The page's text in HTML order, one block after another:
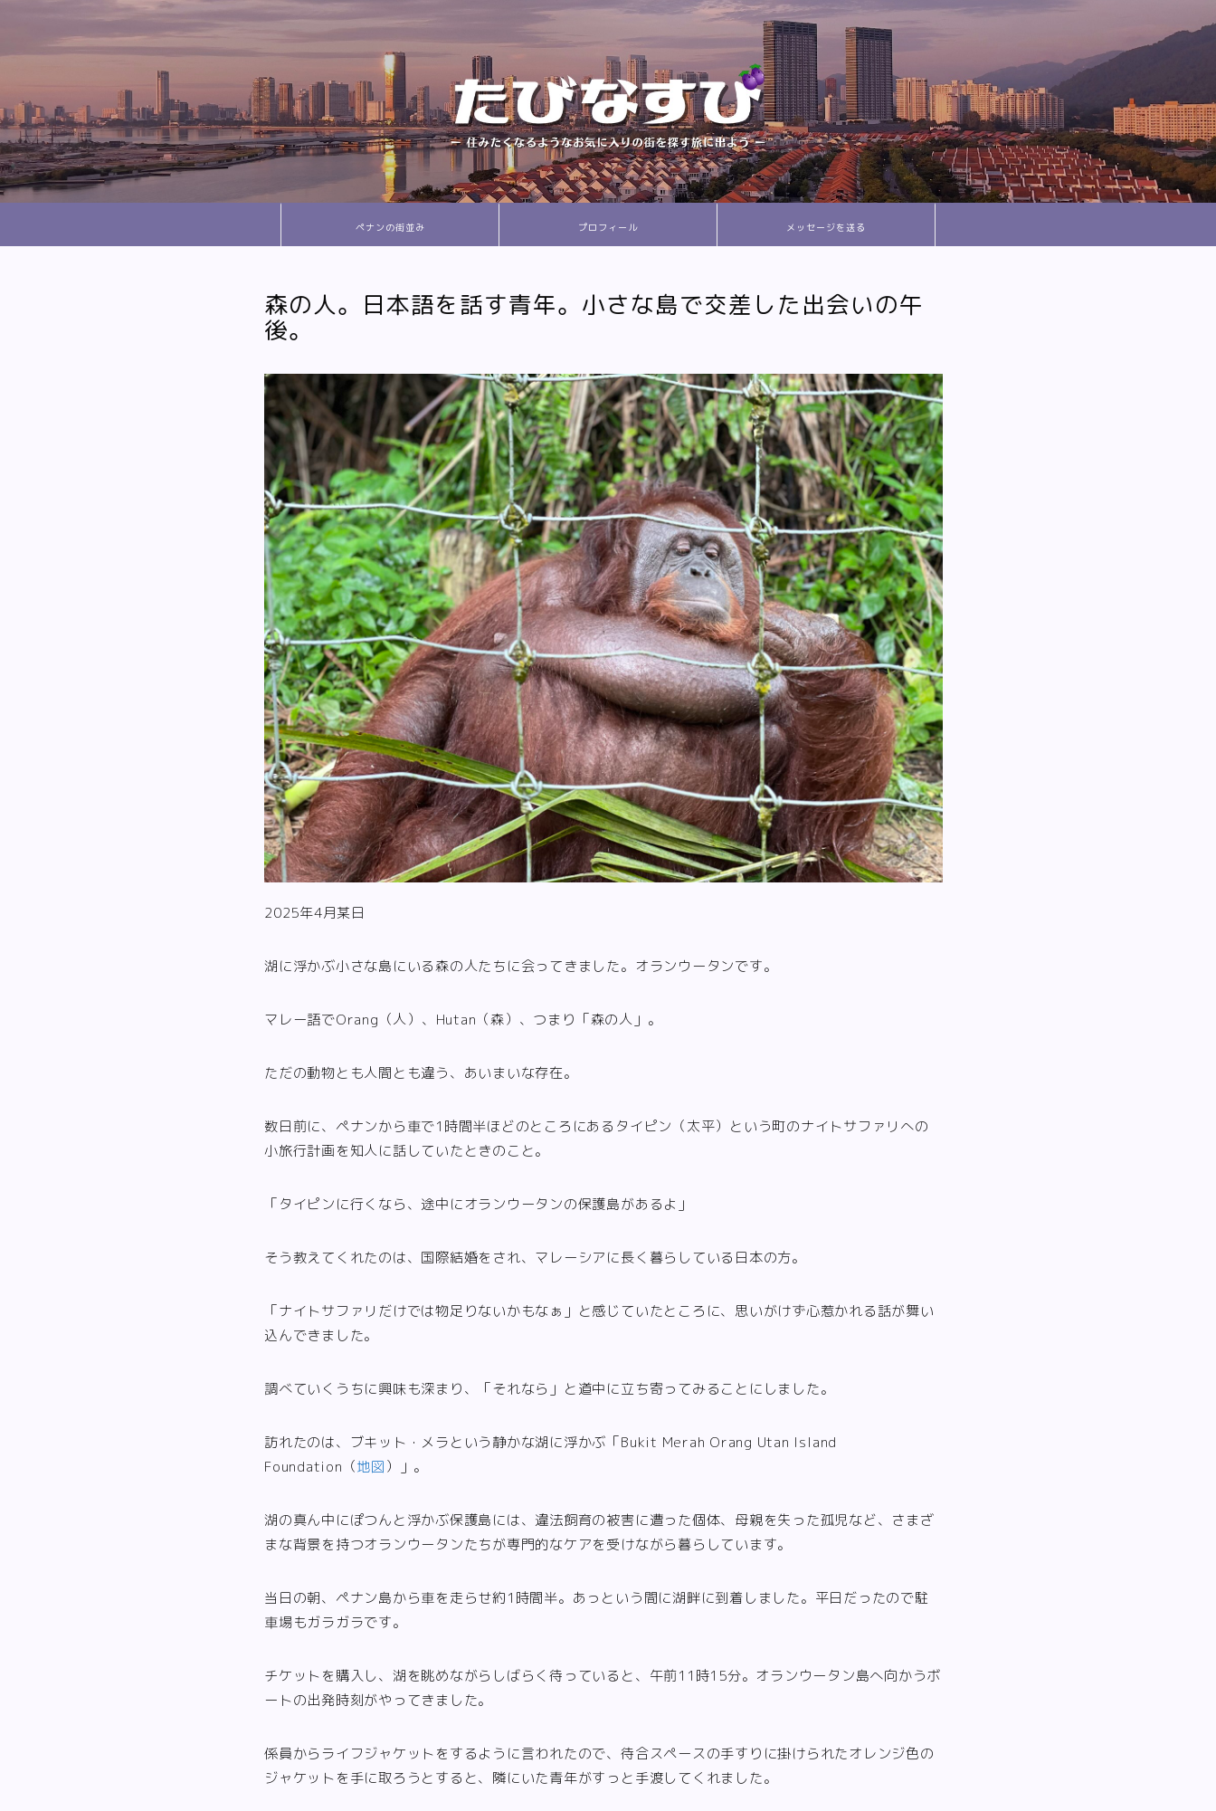
ペナンの街並み プロフィール メッセージを送る
森の人。日本語を話す青年。小さな島で交差した出会いの午
後。
2025年4月某日
湖に浮かぶ小さな島にいる森の人たちに会ってきました。オランウータンです。
マレー語でOrang（人）、Hutan（森）、つまり「森の人」。
ただの動物とも人間とも違う、あいまいな存在。
数日前に、ペナンから車で1時間半ほどのところにあるタイピン（太平）という町のナイトサファリへの
小旅行計画を知人に話していたときのこと。
「タイピンに行くなら、途中にオランウータンの保護島があるよ」
そう教えてくれたのは、国際結婚をされ、マレーシアに長く暮らしている日本の方。
「ナイトサファリだけでは物足りないかもなぁ」と感じていたところに、思いがけず心惹かれる話が舞い
込んできました。
調べていくうちに興味も深まり、「それなら」と道中に立ち寄ってみることにしました。
訪れたのは、ブキット・メラという静かな湖に浮かぶ「Bukit Merah Orang Utan Island
Foundation（地図）」。
湖の真ん中にぽつんと浮かぶ保護島には、違法飼育の被害に遭った個体、母親を失った孤児など、さまざ
まな背景を持つオランウータンたちが専門的なケアを受けながら暮らしています。
当日の朝、ペナン島から車を走らせ約1時間半。あっという間に湖畔に到着しました。平日だったので駐
車場もガラガラです。
チケットを購入し、湖を眺めながらしばらく待っていると、午前11時15分。オランウータン島へ向かうボ
ートの出発時刻がやってきました。
係員からライフジャケットをするように言われたので、待合スペースの手すりに掛けられたオレンジ色の
ジャケットを手に取ろうとすると、隣にいた青年がすっと手渡してくれました。